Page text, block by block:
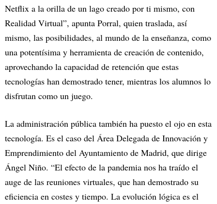
Netflix a la orilla de un lago creado por ti mismo, con
Realidad Virtual”, apunta Porral, quien traslada, así
mismo, las posibilidades, al mundo de la enseñanza, como
una potentísima y herramienta de creación de contenido,
aprovechando la capacidad de retención que estas
tecnologías han demostrado tener, mientras los alumnos lo
disfrutan como un juego.
La administración pública también ha puesto el ojo en esta
tecnología. Es el caso del Área Delegada de Innovación y
Emprendimiento del Ayuntamiento de Madrid, que dirige
Ángel Niño. “El efecto de la pandemia nos ha traído el
auge de las reuniones virtuales, que han demostrado su
eficiencia en costes y tiempo. La evolución lógica es el